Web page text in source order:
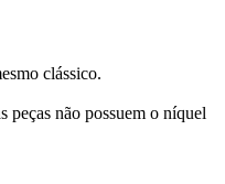
clássico.
peças não possuem o níquel